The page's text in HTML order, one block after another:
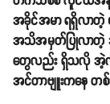
အခိုင်အမာ ရရှိလာတဲ့
အသိအမှတ်ပြုလာတဲ့ အ
တွေလည်း ရှိသလို အဲ့လို
အင်တာဗျူးကနေ တစ်